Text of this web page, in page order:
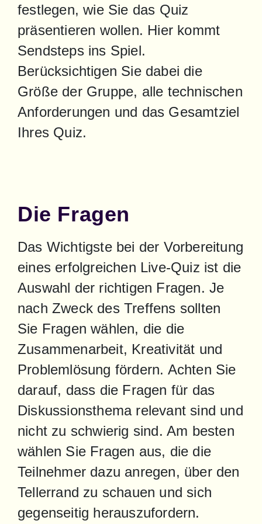
festlegen, wie Sie das Quiz
präsentieren wollen. Hier kommt
Sendsteps ins Spiel.
Berücksichtigen Sie dabei die
Größe der Gruppe, alle technischen
Anforderungen und das Gesamtziel
Ihres Quiz.
Die Fragen
Das Wichtigste bei der Vorbereitung
eines erfolgreichen Live-Quiz ist die
Auswahl der richtigen Fragen. Je
nach Zweck des Treffens sollten
Sie Fragen wählen, die die
Zusammenarbeit, Kreativität und
Problemlösung fördern. Achten Sie
darauf, dass die Fragen für das
Diskussionsthema relevant sind und
nicht zu schwierig sind. Am besten
wählen Sie Fragen aus, die die
Teilnehmer dazu anregen, über den
Tellerrand zu schauen und sich
gegenseitig herauszufordern.